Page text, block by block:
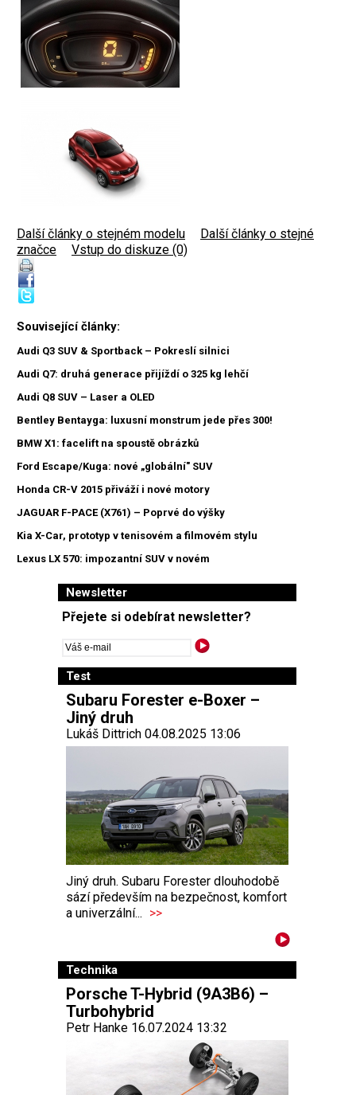
Další články o stejném modelu
Další články o stejné
značce
Vstup do diskuze (0)
Související články:
Audi Q3 SUV & Sportback – Pokreslí silnici
Audi Q7: druhá generace přijíždí o 325 kg lehčí
Audi Q8 SUV – Laser a OLED
Bentley Bentayga: luxusní monstrum jede přes 300!
BMW X1: facelift na spoustě obrázků
Ford Escape/Kuga: nové „globální" SUV
Honda CR-V 2015 přiváží i nové motory
JAGUAR F-PACE (X761) – Poprvé do výšky
Kia X-Car, prototyp v tenisovém a filmovém stylu
Lexus LX 570: impozantní SUV v novém
Newsletter
Přejete si odebírat newsletter?
Test
Subaru Forester e-Boxer –
Jiný druh
Lukáš Dittrich 04.08.2025 13:06
Jiný druh. Subaru Forester dlouhodobě
sází především na bezpečnost, komfort
a univerzální... >>
Technika
Porsche T-Hybrid (9A3B6) –
Turbohybrid
Petr Hanke 16.07.2024 13:32